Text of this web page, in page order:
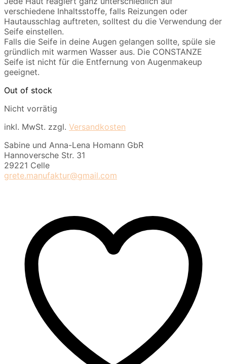
verschiedene Inhaltsstoffe, falls Reizungen oder
Hautausschlag auftreten, solltest du die Verwendung der
Seife einstellen.
Falls die Seife in deine Augen gelangen sollte, spüle sie
gründlich mit warmen Wasser aus. Die CONSTANZE
Seife ist nicht für die Entfernung von Augenmakeup
geeignet.
Out of stock
Nicht vorrätig
inkl. MwSt. zzgl. Versandkosten
Sabine und Anna-Lena Homann GbR
Hannoversche Str. 31
29221 Celle
grete.manufaktur@gmail.com